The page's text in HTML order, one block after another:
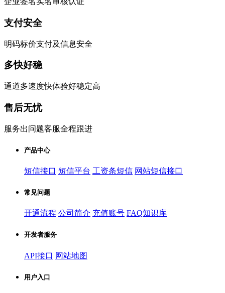
支付安全
明码标价支付及信息安全
多快好稳
通道多速度快体验好稳定高
售后无忧
服务出问题客服全程跟进
产品中心
短信接口 短信平台 工资条短信 网站短信接口
常见问题
开通流程 公司简介 充值账号 FAQ知识库
开发者服务
API接口 网站地图
用户入口